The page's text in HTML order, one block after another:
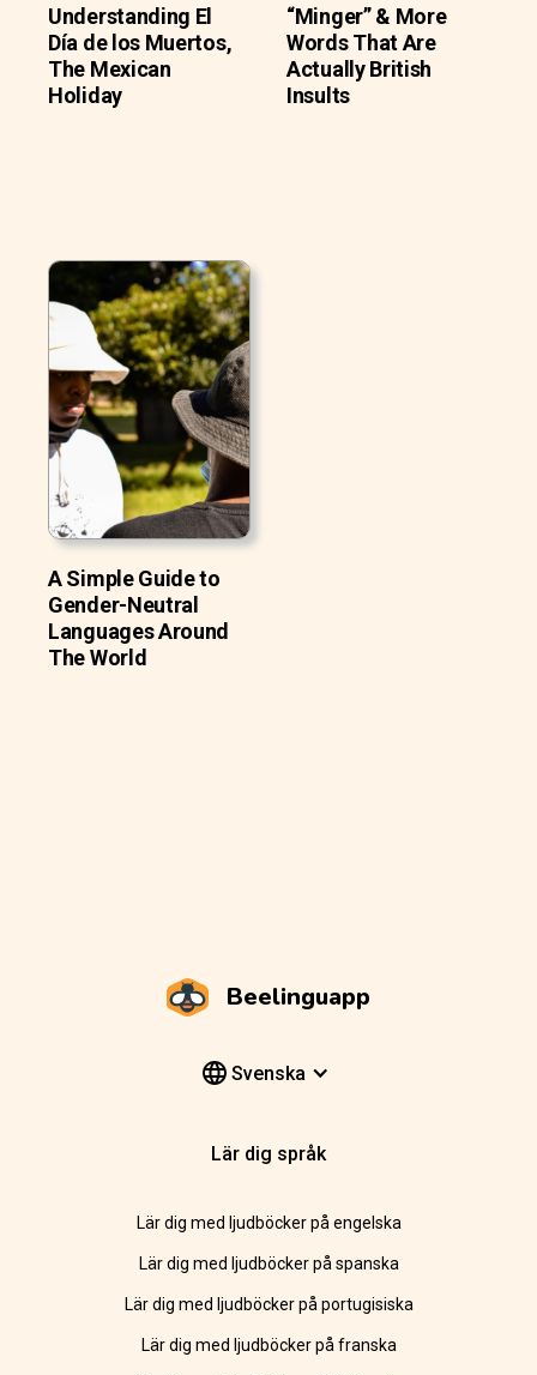
Understanding El
Día de los Muertos,
The Mexican
Holiday
“Minger” & More
Words That Are
Actually British
Insults
A Simple Guide to
Gender-Neutral
Languages Around
The World
Beelinguapp
Svenska
Lär dig språk
Lär dig med ljudböcker på engelska
Lär dig med ljudböcker på spanska
Lär dig med ljudböcker på portugisiska
Lär dig med ljudböcker på franska